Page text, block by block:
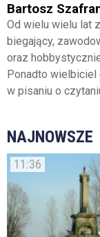
Bartosz
Od wielu wielu lat
biegający,
oraz
Ponadto wielbiciel
w pisaniu o
NAJNOWSZE
11:36